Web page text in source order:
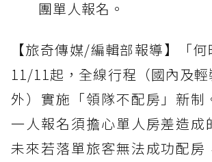
團單人報名。
【旅奇傳媒/編輯部報導】「
11/11起，全線行程（國內及
外）實施「領隊不配房」新制
一人報名須擔心單人房差造成
未來若落單旅客無法成功配房